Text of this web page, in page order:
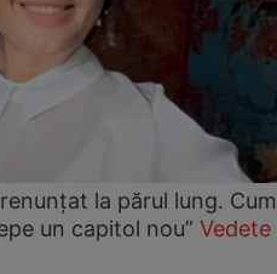
la părul lung. Cum
un capitol nou” Vedete